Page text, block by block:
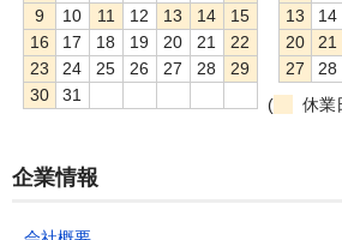
9
10 11 12 13 14
15
16
17 18 19 20 21
22
23
24 25 26 27 28
29
30
31
13
14
20
21
27
28
(
休業
企業情報